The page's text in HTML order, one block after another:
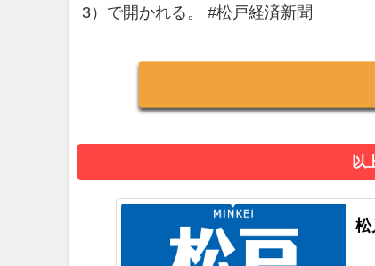
3）で開かれる。 #松戸経済新聞
以
松